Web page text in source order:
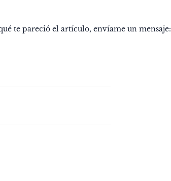
te pareció el artículo, envíame un mensaje: